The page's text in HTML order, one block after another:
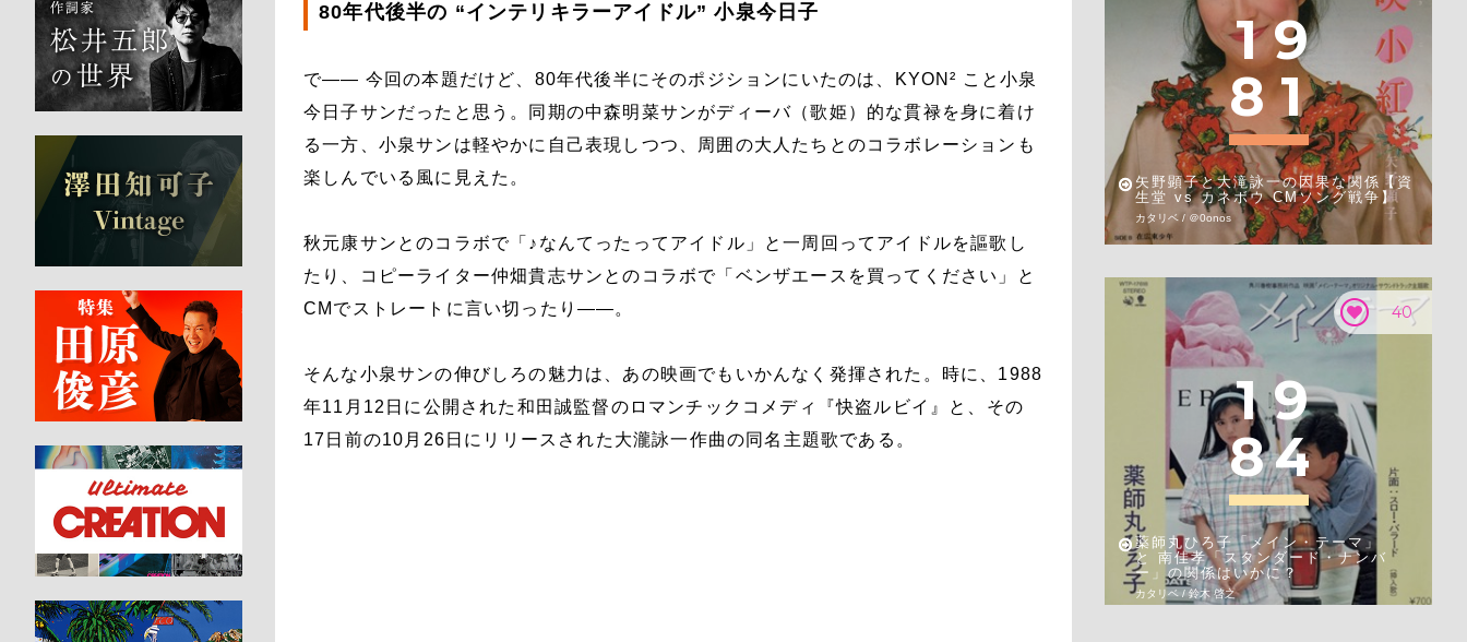
80年代後半の “インテリキラーアイドル” 小泉今日子
で―― 今回の本題だけど、80年代後半にそのポジションにいたのは、KYON² こと小泉
今日子サンだったと思う。同期の中森明菜サンがディーバ（歌姫）的な貫禄を身に着け
る一方、小泉サンは軽やかに自己表現しつつ、周囲の大人たちとのコラボレーションも
楽しんでいる風に見えた。
秋元康サンとのコラボで「♪なんてったってアイドル」と一周回ってアイドルを謳歌し
たり、コピーライター仲畑貴志サンとのコラボで「ベンザエースを買ってください」と
CMでストレートに言い切ったり――。
そんな小泉サンの伸びしろの魅力は、あの映画でもいかんなく発揮された。時に、1988
年11月12日に公開された和田誠監督のロマンチックコメディ『快盗ルビイ』と、その
17日前の10月26日にリリースされた大瀧詠一作曲の同名主題歌である。
1 9
8 1
矢野顕子と大滝詠一の因果な関係【資
生堂 vs カネボウ CMソング戦争】
カタリベ / ＠0onos
40
1 9
84
薬師丸ひろ子「メイン・テーマ」
と 南佳孝「スタンダード・ナンバ
ー」の関係はいかに？
カタリベ / 鈴木 啓之